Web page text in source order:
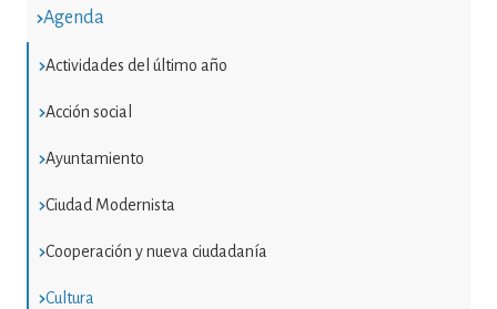
Agenda
Actividades del último año
Acción social
Ayuntamiento
Ciudad Modernista
Cooperación y nueva ciudadanía
Cultura